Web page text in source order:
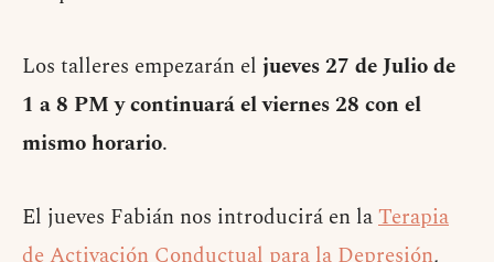
Los talleres empezarán el jueves 27 de Julio de
1 a 8 PM y continuará el viernes 28 con el
mismo horario.
El jueves Fabián nos introducirá en laTerapia